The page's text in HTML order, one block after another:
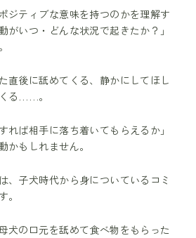
ジティブな意味を持つのかを理解す
がいつ・どんな状況で起きたか？」
直後に舐めてくる、静かにしてほし
る……。
れば相手に落ち着いてもらえるか」
かもしれません。
、子犬時代から身についているコミ
。
犬の口元を舐めて食べ物をもらった